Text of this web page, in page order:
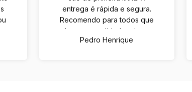
entrega é rápida e segura.
Recomendo para todos que
buscam qualidade e bom
atendimento."
Pedro Henrique